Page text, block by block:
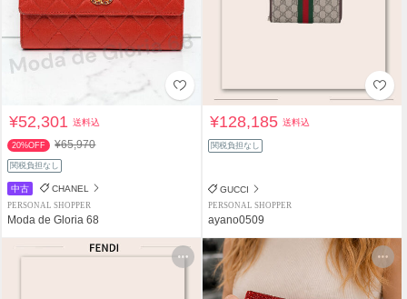
¥52,301送料込
20%OFF ¥65,970
関税負担なし
中古 CHANEL
PERSONAL SHOPPER
Moda de Gloria 68
¥128,185送料込
関税負担なし
GUCCI
PERSONAL SHOPPER
ayano0509